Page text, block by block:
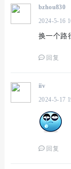
bzhou830
2024-5-16
换一个路
回复
iiv
2024-5-17
回复